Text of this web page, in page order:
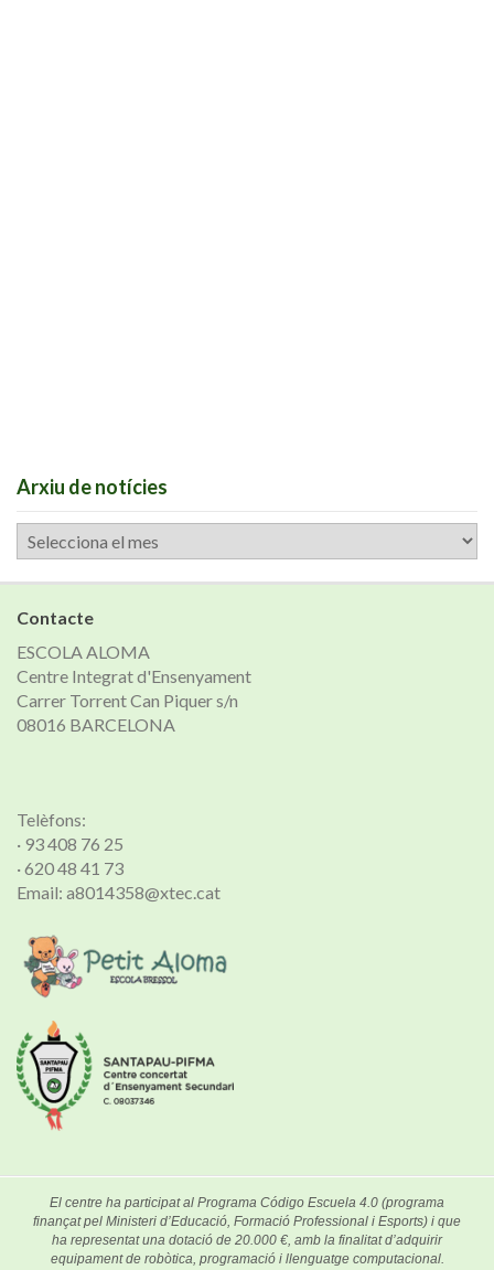
Arxiu de notícies
Arxiu
de
notícies
Contacte
ESCOLA ALOMA
Centre Integrat d'Ensenyament
Carrer Torrent Can Piquer s/n
08016 BARCELONA
Telèfons:
· 93 408 76 25
· 620 48 41 73
Email: a8014358@xtec.cat
El centre ha participat al Programa Código Escuela 4.0 (programa
finançat pel Ministeri d’Educació, Formació Professional i Esports) i que
ha representat una dotació de 20.000 €, amb la finalitat d’adquirir
equipament de robòtica, programació i llenguatge computacional.